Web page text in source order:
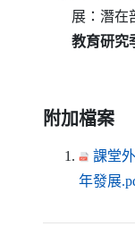
展：潛在
教育研究
附加檔案
課堂
年發展